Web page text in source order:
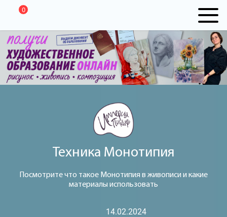
0
Техника Монотипия
Посмотрите что такое Монотипия в живописи и какие
материалы использовать
14.02.2024